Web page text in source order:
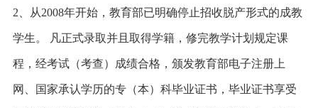
2、从2008年开始，教育部已明确停止招收脱产形式的成教
学生。 凡正式录取并且取得学籍，修完教学计划规定课
程，经考试（考查）成绩合格，颁发教育部电子注册上
网、国家承认学历的专（本）科毕业证书，毕业证书享受